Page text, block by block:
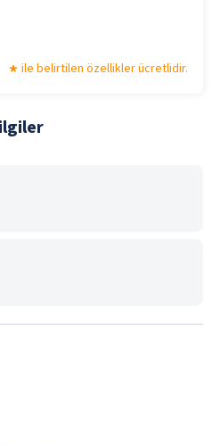
ile belirtilen özellikler ücretlidir.